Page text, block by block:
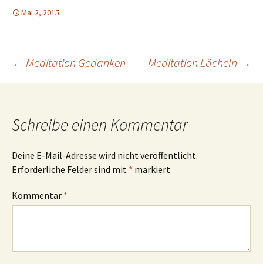
Mai 2, 2015
Beitrags-
← Meditation Gedanken Meditation Lächeln →
Schreibe einen Kommentar
Deine E-Mail-Adresse wird nicht veröffentlicht.
Erforderliche Felder sind mit * markiert
Kommentar *